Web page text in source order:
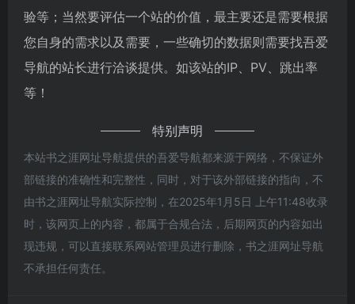
验等；当然要评估一个站的价值，最主要还是需要根据
您自身的需求以及需要，一些确切的数据则需要找吾爱
导航的站长进行洽谈提供。如该站的IP、PV、跳出率
等！
特别声明
本站书之涯网址导航提供的吾爱导航都来源于网络，不保证外
部链接的准确性和完整性，同时，对于该外部链接的指向，不
由书之涯网址导航实际控制，在2025年1月5日 上午11:48收录
时，该网页上的内容，都属于合规合法，后期网页的内容如出
现违规，可以直接联系网站管理员进行删除，书之涯网址导航
不承担任何责任。